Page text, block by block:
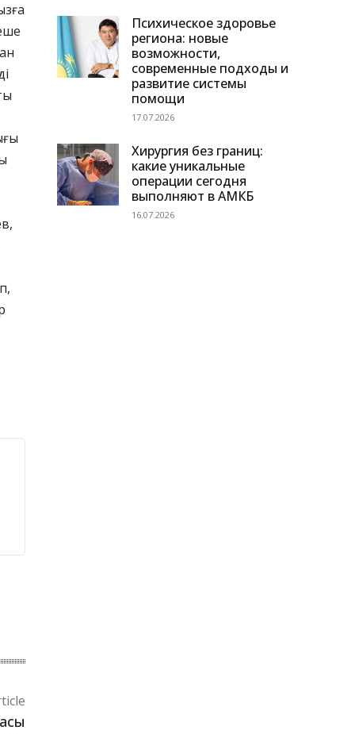
Психическое здоровье
региона: новые
возможности,
современные подходы и
развитие системы
помощи
17.07.2026
Хирургия без границ:
какие уникальные
операции сегодня
выполняют в АМКБ
16.07.2026